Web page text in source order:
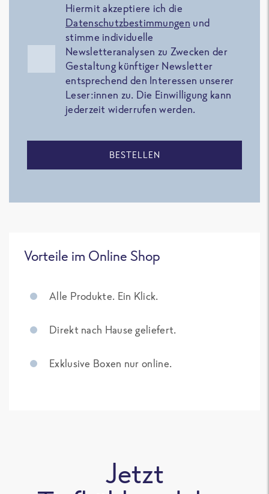
Hiermit akzeptiere ich die
Datenschutzbestimmungen und
stimme individuelle
Newsletteranalysen zu Zwecken der
Gestaltung künftiger Newsletter
entsprechend den Interessen unserer
Leser:innen zu. Die Einwilligung kann
jederzeit widerrufen werden.
BESTELLEN
Vorteile im Online Shop
Alle Produkte. Ein Klick.
Direkt nach Hause geliefert.
Exklusive Boxen nur online.
Jetzt